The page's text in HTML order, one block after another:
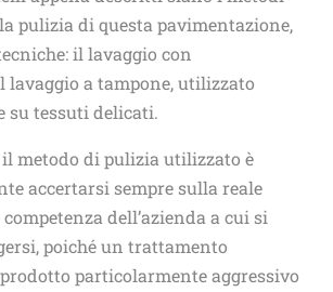
pulizia di questa pavimentazione,
il lavaggio con
lavaggio a tampone, utilizzato
su tessuti delicati.
metodo di pulizia utilizzato è
accertarsi sempre sulla reale
dell’azienda a cui si
poiché un trattamento
particolarmente aggressivo